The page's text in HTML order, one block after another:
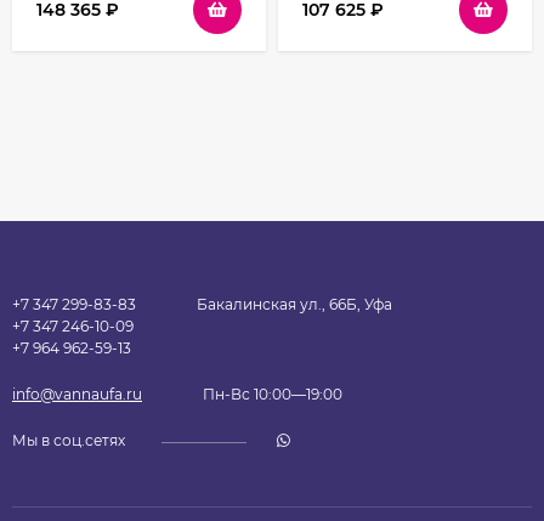
148 365 ₽
107 625 ₽
+7 347 299-83-83
+7 347 246-10-09
+7 964 962-59-13
Бакалинская ул., 66Б, Уфа
info@vannaufa.ru Пн-Вс 10:00—19:00
Мы в соц.сетях